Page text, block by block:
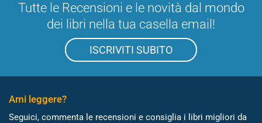
Tutte le Recensioni e le novità dal mondo
dei libri nella tua casella email!
ISCRIVITI SUBITO
Ami leggere?
Seguici, commenta le recensioni e consiglia i libri migliori da